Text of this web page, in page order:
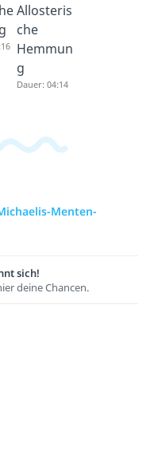
Allosteris
che
Hemmun
g
Dauer: 04:14
Menten-
sich!
deine Chancen.